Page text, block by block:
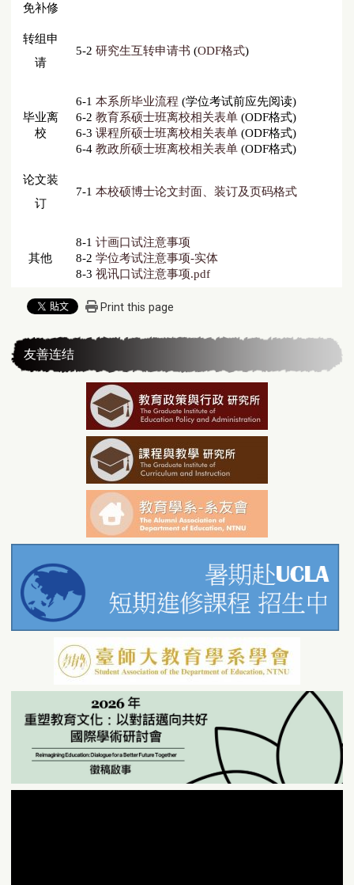
免补修
转组申
请
5-2研究生互转申请书 (ODF格式)
毕业离
校
6-1本系所毕业流程 (学位考试前应先阅读)
6-2教育系硕士班离校相关表单 (ODF格式)
6-3课程所硕士班离校相关表单 (ODF格式)
6-4教政所硕士班离校相关表单 (ODF格式)
论文装
订
7-1本校硕博士论文封面、装订及页码格式
其他
8-1计画口试注意事项
8-2学位考试注意事项-实体
8-3视讯口试注意事项.pdf
Print this page
友善连结